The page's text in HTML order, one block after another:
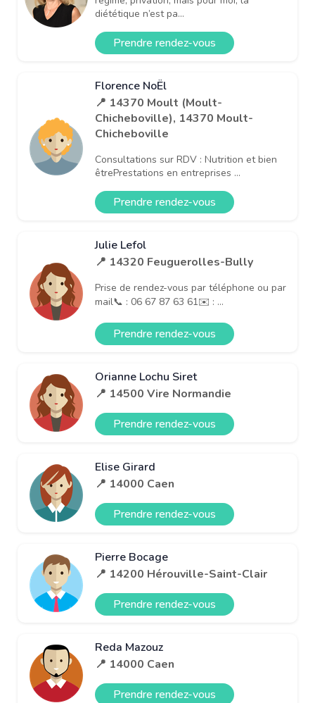
diététique n’est pa...
Prendre rendez-vous
Florence NoËl
📍 14370 Moult (Moult-
Chicheboville), 14370 Moult-
Chicheboville
Consultations sur RDV : Nutrition et bien
êtrePrestations en entreprises ...
Prendre rendez-vous
Julie Lefol
📍 14320 Feuguerolles-Bully
Prise de rendez-vous par téléphone ou par
mail📞 : 06 67 87 63 61✉️ : ...
Prendre rendez-vous
Orianne Lochu Siret
📍 14500 Vire Normandie
Prendre rendez-vous
Elise Girard
📍 14000 Caen
Prendre rendez-vous
Pierre Bocage
📍 14200 Hérouville-Saint-Clair
Prendre rendez-vous
Reda Mazouz
📍 14000 Caen
Prendre rendez-vous